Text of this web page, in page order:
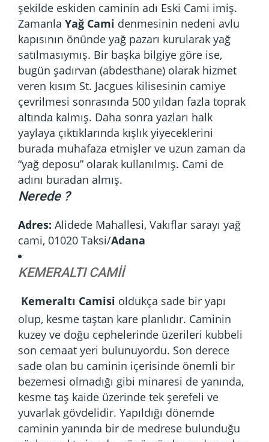
şekilde eskiden caminin adı Eski Cami imiş.
Zamanla Yağ Cami denmesinin nedeni avlu
kapısının önünde yağ pazarı kurularak yağ
satılmasıymış. Bir başka bilgiye göre ise,
bugün şadırvan (abdesthane) olarak hizmet
veren kısım St. Jacgues kilisesinin camiye
çevrilmesi sonrasında 500 yıldan fazla toprak
altında kalmış. Daha sonra yazları halk
yaylaya çıktıklarında kışlık yiyeceklerini
burada muhafaza etmişler ve uzun zaman da
“yağ deposu” olarak kullanılmış. Cami de
adını buradan almış.
Nerede ?
Adres: Alidede Mahallesi, Vakıflar sarayı yağ
cami, 01020 Taksi/Adana
KEMERALTI CAMİİ
Kemeraltı Camisi oldukça sade bir yapı
olup, kesme taştan kare planlıdır. Caminin
kuzey ve doğu cephelerinde üzerileri kubbeli
son cemaat yeri bulunuyordu. Son derece
sade olan bu caminin içerisinde önemli bir
bezemesi olmadığı gibi minaresi de yanında,
kesme taş kaide üzerinde tek şerefeli ve
yuvarlak gövdelidir. Yapıldığı dönemde
caminin yanında bir de medrese bulunduğu